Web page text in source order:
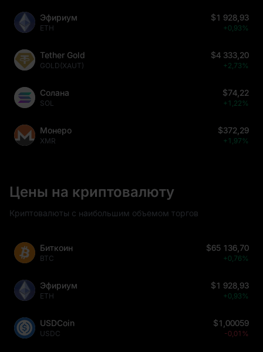
Эфириум
ETH
$1 928,93
+0,93%
Tether Gold
GOLD(XAUT)
$4 333,20
+2,73%
Солана
SOL
$74,22
+1,22%
Монеро
XMR
$372,29
+1,97%
Цены на криптовалюту
Криптовалюты с наибольшим объемом торгов
Биткоин
BTC
$65 136,70
+0,76%
Эфириум
ETH
$1 928,93
+0,93%
USDCoin
USDC
$1,00059
-0,01%